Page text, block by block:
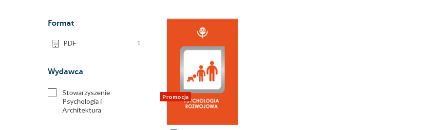
Format
PDF 1
Wydawca
Stowarzyszenie
Psychologia i
Architektura
Promocja